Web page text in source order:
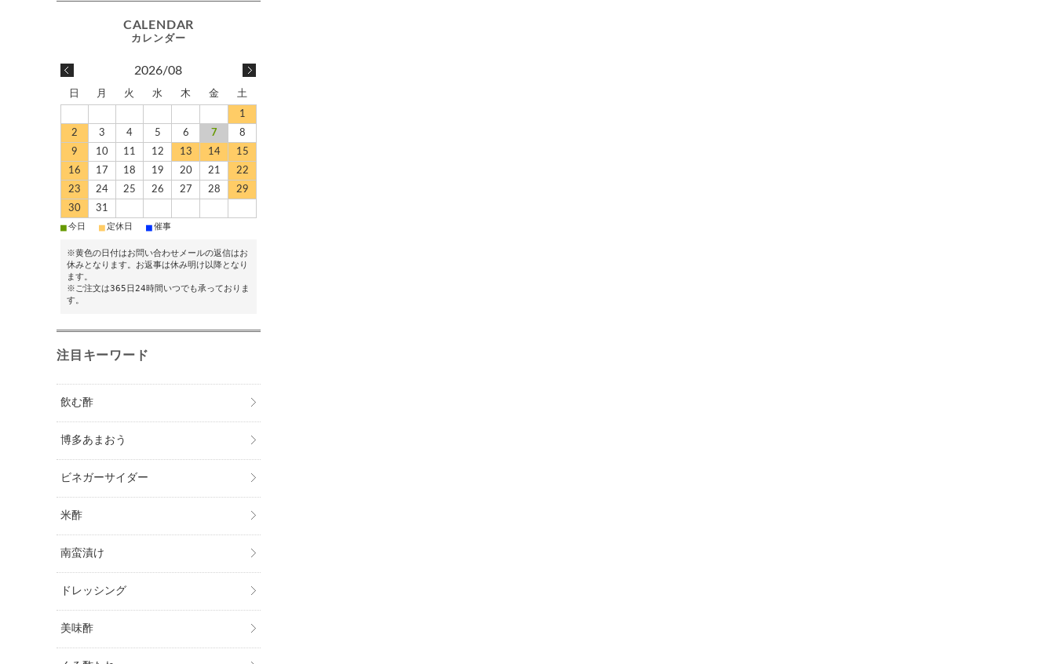
2026/08
日 月 火 水 木 金 土
1
2
3 4 5 6 7
8
9
10 11 12 13 14
15
16
17 18 19 20 21
22
23
24 25 26 27 28
29
30
31
■今日 ■ 定休日 ■催事
※黄色の日付はお問い合わせメールの返信はお
休みとなります。お返事は休み明け以降となり
ます。
※ご注文は365日24時間いつでも承っておりま
す。
注目キーワード
飲む酢
博多あまおう
ビネガーサイダー
米酢
南蛮漬け
ドレッシング
美味酢